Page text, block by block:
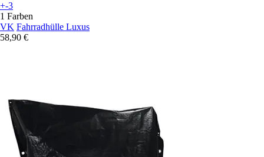
+-3
1 Farben
VK Fahrradhülle Luxus
58,90 €